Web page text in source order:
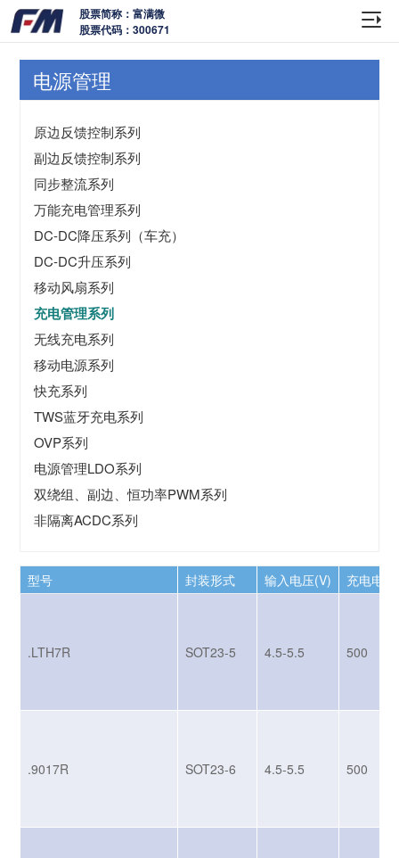
股票简称：富满微
股票代码：300671
电源管理
原边反馈控制系列
副边反馈控制系列
同步整流系列
万能充电管理系列
DC-DC降压系列（车充）
DC-DC升压系列
移动风扇系列
充电管理系列
无线充电系列
移动电源系列
快充系列
TWS蓝牙充电系列
OVP系列
电源管理LDO系列
双绕组、副边、恒功率PWM系列
非隔离ACDC系列
型号 封装形式 输入电压(V) 充电电
.LTH7R SOT23-5 4.5-5.5 500
.9017R SOT23-6 4.5-5.5 500